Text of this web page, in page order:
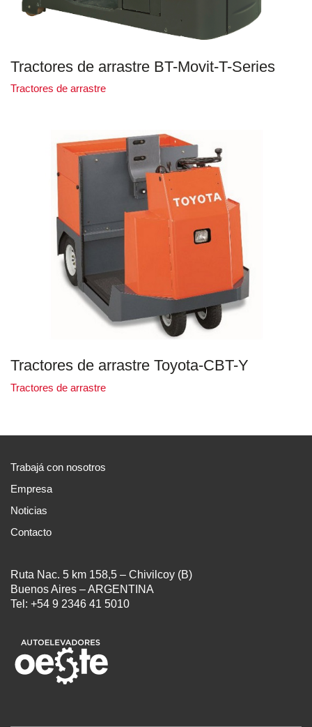
Tractores de arrastre BT-Movit-T-Series
Tractores de arrastre
Tractores de arrastre Toyota-CBT-Y
Tractores de arrastre
Trabajá con nosotros
Empresa
Noticias
Contacto
Ruta Nac. 5 km 158,5 – Chivilcoy (B)
Buenos Aires – ARGENTINA
Tel: +54 9 2346 41 5010